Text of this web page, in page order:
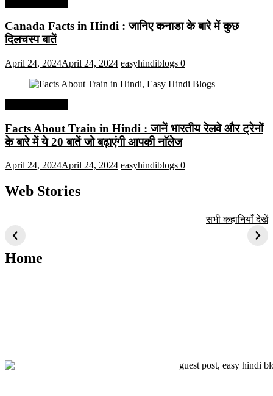
Canada Facts in Hindi : जानिए कनाडा के बारे में कुछ
दिलचस्प बातें
April 24, 2024April 24, 2024 easyhindiblogs 0
Facts About Train in Hindi : जानें भारतीय रेलवे और ट्रेनों
के बारे में ये 20 बातें जो बढ़ाएंगी आपकी नाॅलेज
April 24, 2024April 24, 2024 easyhindiblogs 0
Web Stories
तकनीक जो आपको
2024 के लिए सीखनी
चाहिए
ऐतिहासिक स्थान
सभी कहानियाँ देखें
Home